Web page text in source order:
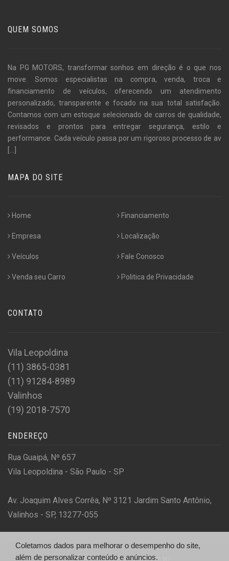
QUEM SOMOS
Na PG MOTORS, transformar sonhos em direção é o que nos
move. Somos especialistas na compra, venda, troca e
financiamento de veículos, oferecendo um atendimento
personalizado, transparente e focado na sua total satisfação.
Contamos com um estoque selecionado de carros de qualidade,
revisados e prontos para entregar segurança, estilo e
performance. Cada veículo passa por um rigoroso processo de av
[...]
MAPA DO SITE
Home
Empresa
Veículos
Venda seu Carro
Financiamento
Localização
Fale Conosco
Politica de Privacidade
CONTATO
Vila Leopoldina
(11) 3865-0381
(11) 91284-8989
Valinhos
(19) 2018-7570
ENDEREÇO
Rua Guaipá, Nº 657
Vila Leopoldina - São Paulo - SP
Av. Joaquim Alves Corrêa, Nº 3121 Jardim Santo Antônio,
Valinhos - SP, 13277-055
© PG Motors - https://pgmotors.com.br/
Coletamos dados para melhorar o desempenho do site,
além de personalizar conteúdo e anúncios.